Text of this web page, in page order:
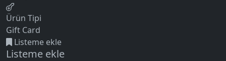
Ürün Tipi
Gift Card
Listeme ekle
Listeme ekle